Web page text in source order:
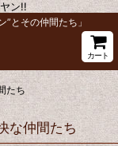
ン!!
”とその仲間たち」
カート
たち
な仲間たち